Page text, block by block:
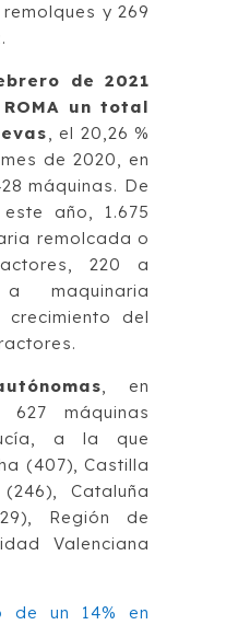
y 269
de 2021
un total
, el 20,26 %
de 2020, en
máquinas. De
año, 1.675
remolcada o
220 a
maquinaria
del
, en
máquinas
a la que
(407), Castilla
Cataluña
Región de
Valenciana
de un 14% en